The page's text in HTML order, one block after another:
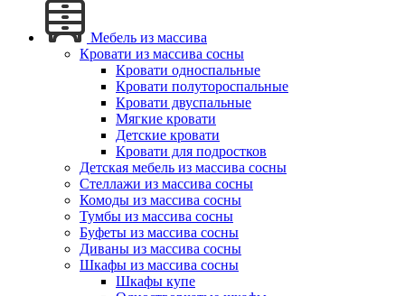
Мебель из массива
Кровати из массива сосны
Кровати односпальные
Кровати полутороспальные
Кровати двуспальные
Мягкие кровати
Детские кровати
Кровати для подростков
Детская мебель из массива сосны
Стеллажи из массива сосны
Комоды из массива сосны
Тумбы из массива сосны
Буфеты из массива сосны
Диваны из массива сосны
Шкафы из массива сосны
Шкафы купе